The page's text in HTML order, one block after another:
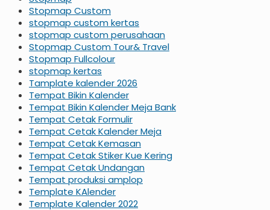
Stopmap Custom
stopmap custom kertas
stopmap custom perusahaan
Stopmap Custom Tour& Travel
Stopmap Fullcolour
stopmap kertas
Tamplate kalender 2026
Tempat Bikin Kalender
Tempat Bikin Kalender Meja Bank
Tempat Cetak Formulir
Tempat Cetak Kalender Meja
Tempat Cetak Kemasan
Tempat Cetak Stiker Kue Kering
Tempat Cetak Undangan
Tempat produksi amplop
Template KAlender
Template Kalender 2022